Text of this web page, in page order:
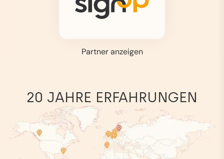
Partner anzeigen
20 JAHRE ERFAHRUNGEN